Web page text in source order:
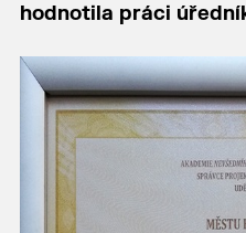
hodnotila práci